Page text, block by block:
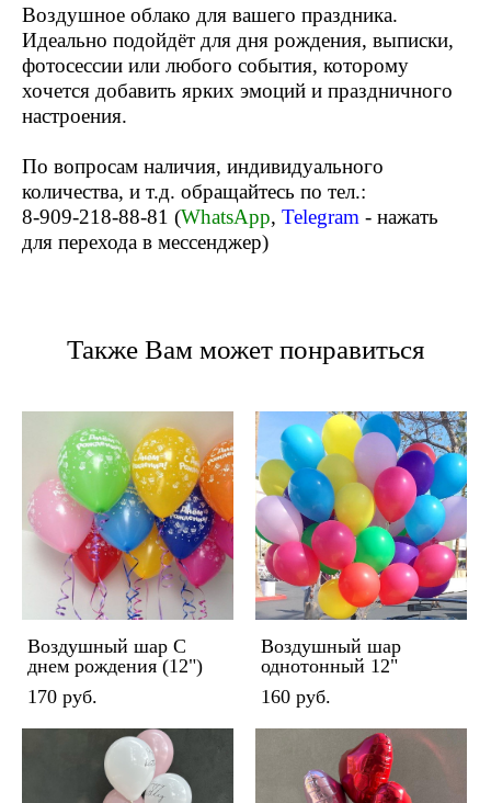
Воздушное облако для вашего праздника.
Идеально подойдёт для дня рождения, выписки,
фотосессии или любого события, которому
хочется добавить ярких эмоций и праздничного
настроения.
По вопросам наличия, индивидуального
количества, и т.д. обращайтесь по тел.:
8-909-218-88-81 (WhatsApp, Telegram - нажать
для перехода в мессенджер)
Также Вам может понравиться
Воздушный шар С
днем рождения (12")
170 pуб.
Воздушный шар
однотонный 12"
160 pуб.